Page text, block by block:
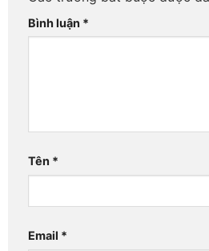
Bình luận *
Tên *
Email *